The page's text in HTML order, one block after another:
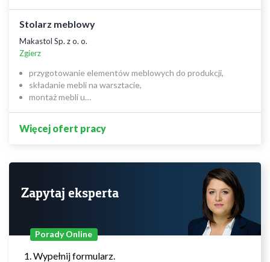
Stolarz meblowy
Makastol Sp. z o. o.
Zgierz
przygotowanie elementów meblowych do produkcji,
składanie mebli na warsztacie,
montaż mebli u…
Więcej ofert pracy
Zapytaj eksperta
Porady Online
Wypełnij formularz.